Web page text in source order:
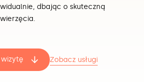
dbając o skuteczną
Zobacz usługi